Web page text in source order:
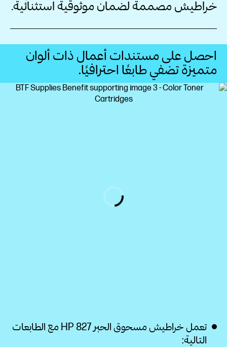
خراطيش مصممة لضمان موثوقية استثنائية.
احصل على مستندات أعمال ذات ألوان
متميزة تضفي طابعًا احترافيًا.
تعمل خراطيش مسحوق الحبر HP 827 مع الطابعات
التالية: